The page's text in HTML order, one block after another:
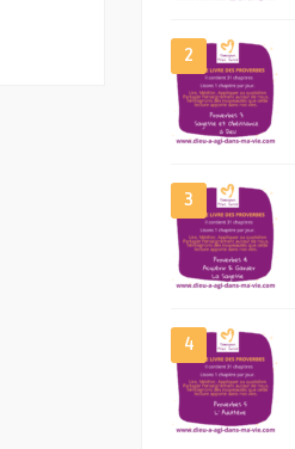
2
3
4